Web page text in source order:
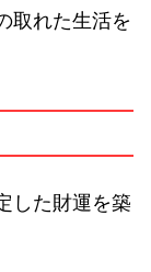
取れた生活を
した財運を築